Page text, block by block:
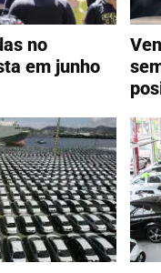
no
em junho